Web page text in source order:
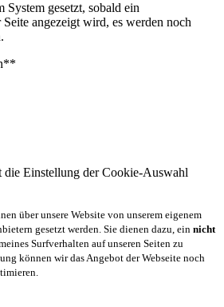
System gesetzt, sobald ein
angezeigt wird, es werden noch
die Einstellung der Cookie-Auswahl
über unsere Website von unserem eigenem
gesetzt werden. Sie dienen dazu, ein nicht
Surfverhalten auf unseren Seiten zu
können wir das Angebot der Webseite noch